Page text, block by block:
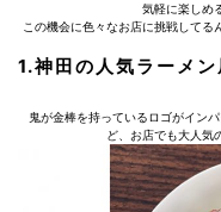
気軽に楽しめ
この機会に色々なお店に挑戦して
1.神田の人気ラーメ
鬼が金棒を持っているロゴがイン
ど、お店でも大人気